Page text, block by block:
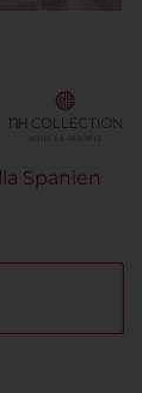
Spanien